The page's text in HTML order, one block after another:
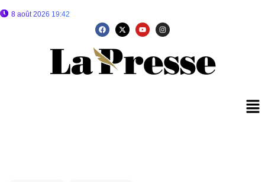
8 août 2026 19:42